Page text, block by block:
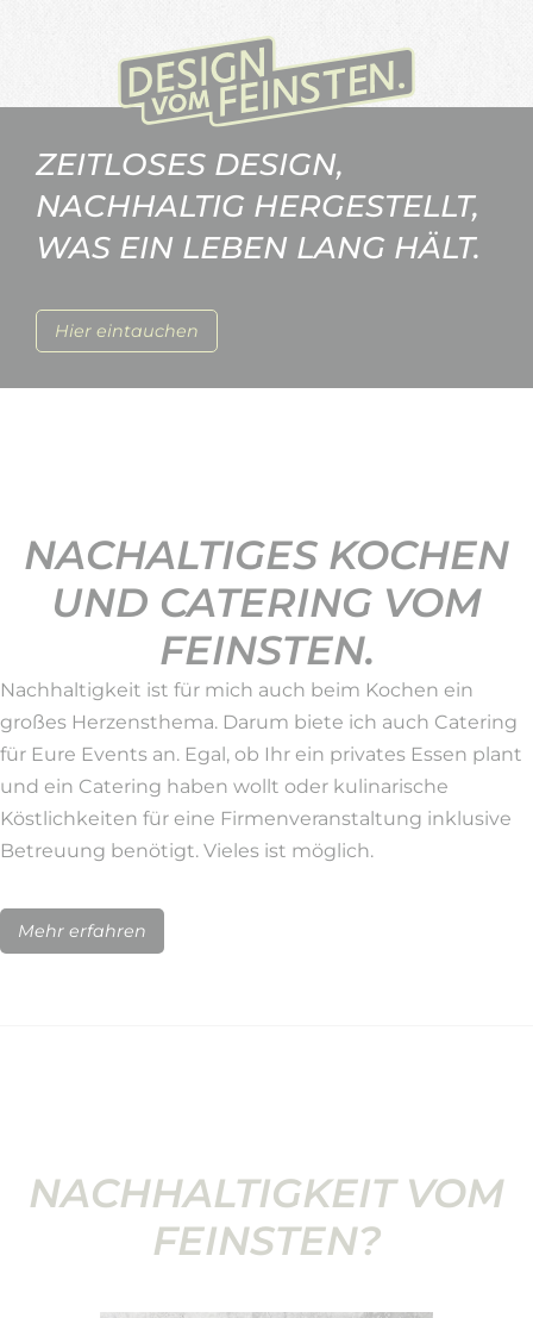
Hier eintauchen
ZEITLOSES DESIGN,
NACHHALTIG HERGESTELLT,
WAS EIN LEBEN LANG HÄLT.
NACHALTIGES KOCHEN
UND CATERING VOM
FEINSTEN.
Nachhaltigkeit ist für mich auch beim Kochen ein
großes Herzensthema. Darum biete ich auch Catering
für Eure Events an. Egal, ob Ihr ein privates Essen plant
und ein Catering haben wollt oder kulinarische
Köstlichkeiten für eine Firmenveranstaltung inklusive
Betreuung benötigt. Vieles ist möglich.
Mehr erfahren
NACHHALTIGKEIT VOM
FEINSTEN?